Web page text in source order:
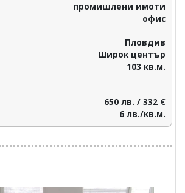
промишлени имоти
офис
Пловдив‎
Широк център
103 кв.м.
650 лв. / 332 €
6 лв./кв.м.